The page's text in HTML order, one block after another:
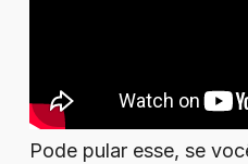
Pode pular esse, se